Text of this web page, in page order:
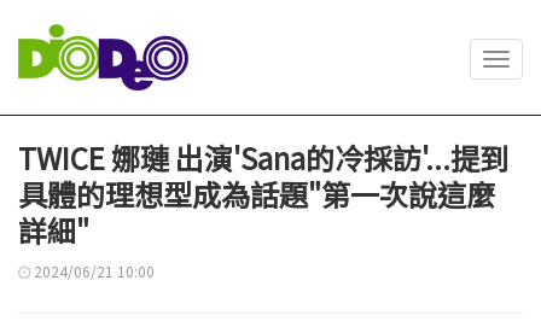
TWICE 娜璉 出演'Sana的冷採訪'...提到
具體的理想型成為話題"第一次說這麼
詳細"
2024/06/21 10:00